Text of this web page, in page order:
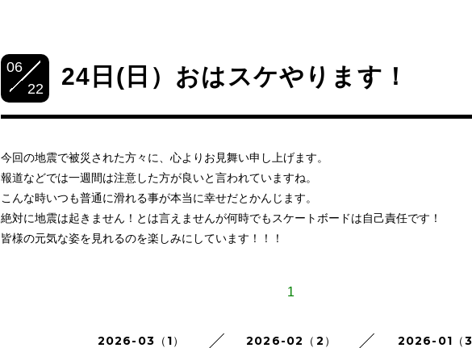
06
22
24日(日）おはスケやります！
今回の地震で被災された方々に、心よりお見舞い申し上げます。
報道などでは一週間は注意した方が良いと言われていますね。
こんな時いつも普通に滑れる事が本当に幸せだとかんじます。
絶対に地震は起きません！とは言えませんが何時でもスケートボードは自己責任です！
皆様の元気な姿を見れるのを楽しみにしています！！！
1
2026-03（1） 2026-02（2） 2026-01（